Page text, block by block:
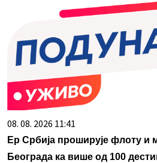
08. 08. 2026 11:41
Ер Србија проширује флоту и
Београда ка више од 100